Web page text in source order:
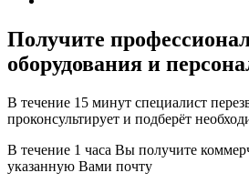
Получите
оборудования и
В течение 15 минут специалист
проконсультирует и подберёт
В течение 1 часа Вы получите
указанную Вами почту